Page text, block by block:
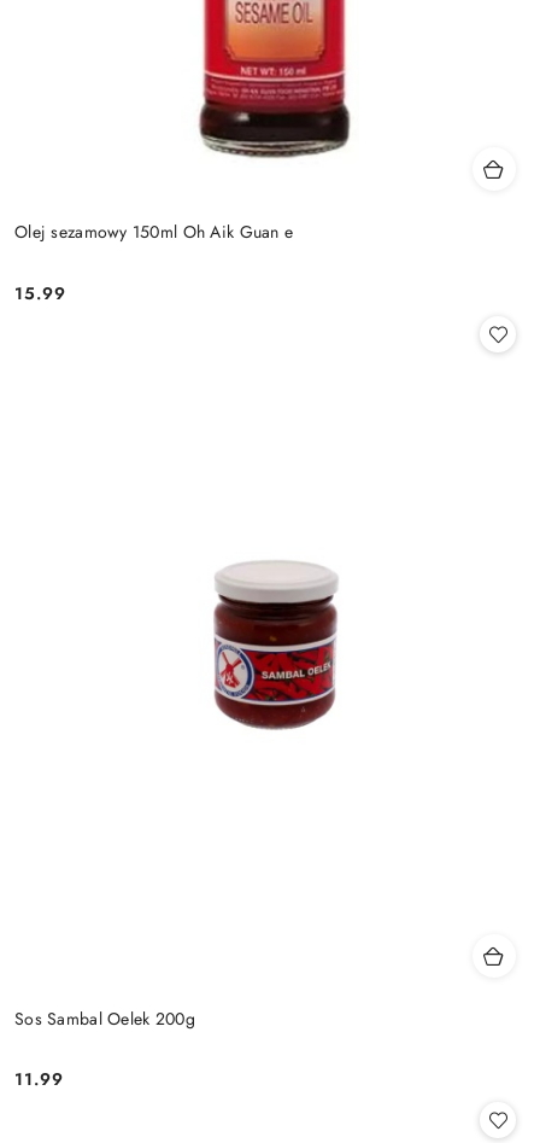
Olej sezamowy 150ml Oh Aik Guan e
Cena:
15.99
Sos Sambal Oelek 200g
Cena:
11.99